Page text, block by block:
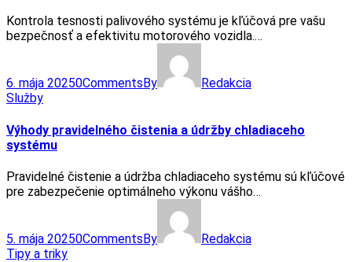
Kontrola tesnosti palivového systému je kľúčová pre vašu
bezpečnosť a efektivitu motorového vozidla.…
6. mája 20250Comments By
Redakcia
Služby
Výhody pravidelného čistenia a údržby chladiaceho
systému
Pravidelné čistenie a údržba chladiaceho systému sú kľúčové
pre zabezpečenie optimálneho výkonu vášho…
5. mája 20250CommentsBy
Redakcia
Tipy a triky